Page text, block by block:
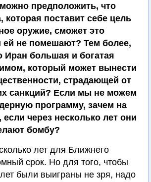
предположить, что
которая поставит себе цель
оружие, сможет это
ей не помешают? Тем более,
Иран большая и богатая
который может вынести
страдающей от
санкций? Если мы не можем
программу, зачем на
если через несколько лет они
бомбу?
лет для Ближнего
срок. Но для того, чтобы
лет были выиграны не зря, надо